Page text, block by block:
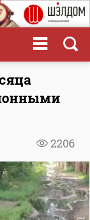
2206